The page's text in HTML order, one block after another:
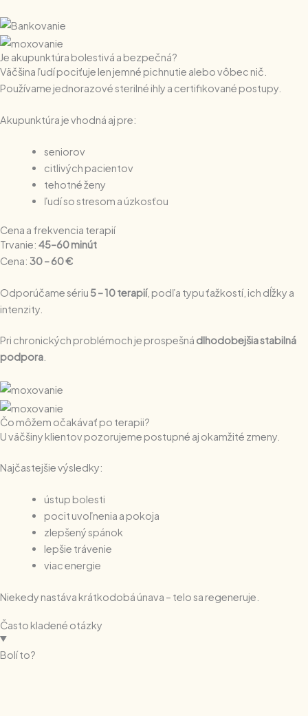
Je akupunktúra bolestivá a bezpečná?
Väčšina ľudí pociťuje len jemné pichnutie alebo vôbec nič.
Používame jednorazové sterilné ihly a certifikované postupy.
Akupunktúra je vhodná aj pre:
seniorov
citlivých pacientov
tehotné ženy
ľudí so stresom a úzkosťou
Cena a frekvencia terapií
Trvanie: 45–60 minút
Cena: 30 – 60 €
Odporúčame sériu 5 – 10 terapií, podľa typu ťažkostí, ich dĺžky a
intenzity.
Pri chronických problémoch je prospešná dlhodobejšia stabilná
podpora
Čo môžem očakávať po terapii?
U väčšiny klientov pozorujeme postupné aj okamžité zmeny.
Najčastejšie výsledky:
ústup bolesti
pocit uvoľnenia a pokoja
zlepšený spánok
lepšie trávenie
viac energie
Niekedy nastáva krátkodobá únava – telo sa regeneruje.
Často kladené otázky
Bolí to?